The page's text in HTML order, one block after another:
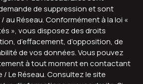
de suppression et sont
au Réseau. Conformément à la loi «
», vous disposez des droits
d’effacement, d’opposition, de
de vos données. Vous pouvez
à tout moment en contactant
/ Le Réseau. Consultez le site